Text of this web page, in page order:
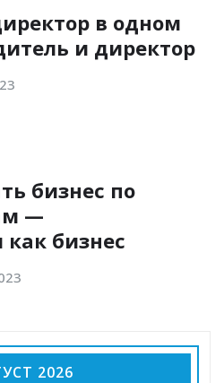
в одном
и директор
бизнес по
—
как бизнес
2026